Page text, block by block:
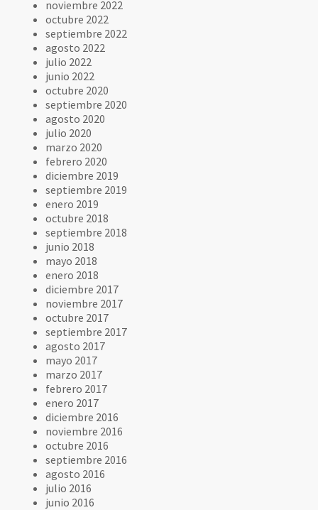
noviembre 2022
octubre 2022
septiembre 2022
agosto 2022
julio 2022
junio 2022
octubre 2020
septiembre 2020
agosto 2020
julio 2020
marzo 2020
febrero 2020
diciembre 2019
septiembre 2019
enero 2019
octubre 2018
septiembre 2018
junio 2018
mayo 2018
enero 2018
diciembre 2017
noviembre 2017
octubre 2017
septiembre 2017
agosto 2017
mayo 2017
marzo 2017
febrero 2017
enero 2017
diciembre 2016
noviembre 2016
octubre 2016
septiembre 2016
agosto 2016
julio 2016
junio 2016